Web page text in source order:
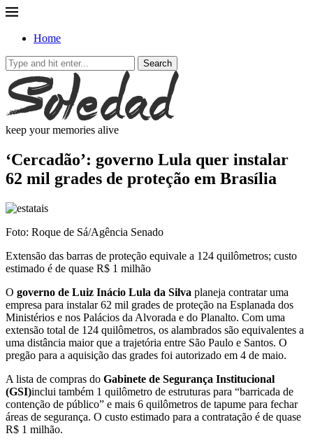
Home
Search
keep your memories alive
‘Cercadão’: governo Lula quer instalar
62 mil grades de proteção em Brasília
Foto: Roque de Sá/Agência Senado
Extensão das barras de proteção equivale a 124 quilômetros; custo
estimado é de quase R$ 1 milhão
O governo de Luiz Inácio Lula da Silva planeja contratar uma
empresa para instalar 62 mil grades de proteção na Esplanada dos
Ministérios e nos Palácios da Alvorada e do Planalto. Com uma
extensão total de 124 quilômetros, os alambrados são equivalentes a
uma distância maior que a trajetória entre São Paulo e Santos. O
pregão para a aquisição das grades foi autorizado em 4 de maio.
A lista de compras do Gabinete de Segurança Institucional
(GSI)inclui também 1 quilômetro de estruturas para “barricada de
contenção de público” e mais 6 quilômetros de tapume para fechar
áreas de segurança. O custo estimado para a contratação é de quase
R$ 1 milhão.